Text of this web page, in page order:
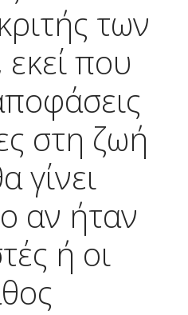
των
που
στη ζωή
γίνει
αν ήταν
ή οι